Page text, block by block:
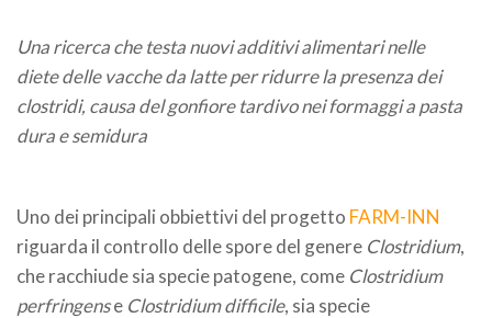
Una ricerca che testa nuovi additivi alimentari nelle
diete delle vacche da latte per ridurre la presenza dei
clostridi, causa del gonfiore tardivo nei formaggi a pasta
dura e semidura
Uno dei principali obbiettivi del progetto FARM-INN
riguarda il controllo delle spore del genere Clostridium,
che racchiude sia specie patogene, come Clostridium
perfringense Clostridium difficile, sia specie